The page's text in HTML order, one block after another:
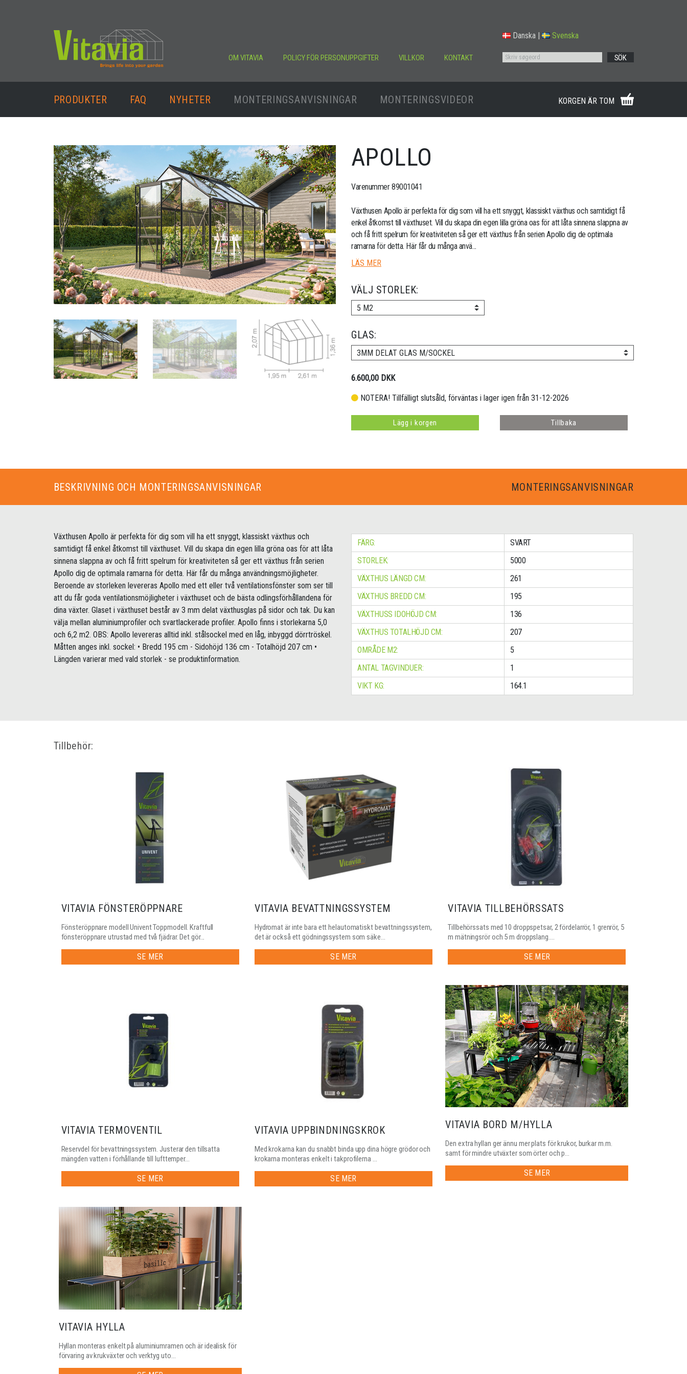
OM VITAVIA POLICY FÖR PERSONUPPGIFTER VILLKOR KONTAKT
Danska | Svenska
SÖK
PRODUKTER FAQ NYHETER MONTERINGSANVISNINGAR MONTERINGSVIDEOR KORGEN ÄR TOM
APOLLO
Varenummer 89001041
Växthusen Apollo är perfekta för dig som vill ha ett snyggt, klassiskt växthus och samtidigt få
enkel åtkomst till växthuset. Vill du skapa din egen lilla gröna oas för att låta sinnena slappna av
och få fritt spelrum för kreativiteten så ger ett växthus från serien Apollo dig de optimala
ramarna för detta. Här får du många anvä...
LÄS MER
VÄLJ STORLEK:
5 M2
GLAS:
3MM DELAT GLAS M/SOCKEL
6.600,00 DKK
NOTERA! Tillfälligt slutsåld, förväntas i lager igen från 31-12-2026
Lägg i korgen Tillbaka
BESKRIVNING OCH MONTERINGSANVISNINGAR MONTERINGSANVISNINGAR
Växthusen Apollo är perfekta för dig som vill ha ett snyggt, klassiskt växthus och
samtidigt få enkel åtkomst till växthuset. Vill du skapa din egen lilla gröna oas för att låta
sinnena slappna av och få fritt spelrum för kreativiteten så ger ett växthus från serien
Apollo dig de optimala ramarna för detta. Här får du många användningsmöjligheter.
Beroende av storleken levereras Apollo med ett eller två ventilationsfönster som ser till
att du får goda ventilationsmöjligheter i växthuset och de bästa odlingsförhållandena för
dina växter. Glaset i växthuset består av 3 mm delat växthusglas på sidor och tak. Du kan
välja mellan aluminiumprofiler och svartlackerade profiler. Apollo finns i storlekarna 5,0
och 6,2 m2. OBS: Apollo levereras alltid inkl. stålsockel med en låg, inbyggd dörrtröskel.
Måtten anges inkl. sockel: • Bredd 195 cm - Sidohöjd 136 cm - Totalhöjd 207 cm •
Längden varierar med vald storlek - se produktinformation.
FÄRG:
SVART
STORLEK:
5000
VÄXTHUS LÄNGD CM:
261
VÄXTHUS BREDD CM:
195
VÄXTHUSS IDOHÖJD CM:
136
VÄXTHUS TOTALHÖJD CM:
207
OMRÅDE M2:
5
ANTAL TAGVINDUER:
1
VIKT KG:
164.1
Tillbehör:
VITAVIA FÖNSTERÖPPNARE
Fönsteröppnare modell Univent Toppmodell. Kraftfull
fönsteröppnare utrustad med två fjädrar. Det gör...
SE MER
VITAVIA BEVATTNINGSSYSTEM
Hydromat är inte bara ett helautomatiskt bevattningssystem,
det är också ett gödningssystem som säke...
SE MER
VITAVIA TILLBEHÖRSSATS
Tillbehörssats med 10 droppspetsar, 2 fördelarrör, 1 grenrör, 5
m mätningsrör och 5 m droppslang....
SE MER
VITAVIA TERMOVENTIL
Reservdel för bevattningssystem. Justerar den tillsatta
mängden vatten i förhållande till lufttemper...
SE MER
VITAVIA UPPBINDNINGSKROK
Med krokarna kan du snabbt binda upp dina högre grödor och
krokarna monteras enkelt i takprofilerna ...
SE MER
VITAVIA BORD M/HYLLA
Den extra hyllan ger ännu mer plats för krukor, burkar m.m.
samt för mindre utväxter som örter och p...
SE MER
VITAVIA HYLLA
Hyllan monteras enkelt på aluminiumramen och är idealisk för
förvaring av krukväxter och verktyg uto...